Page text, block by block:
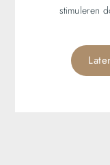
stimuleren